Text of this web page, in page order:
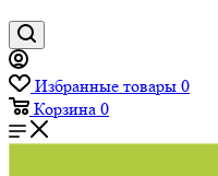
Избранные товары 0
Корзина 0